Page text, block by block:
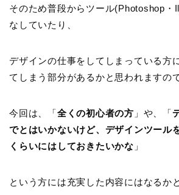
そのため普段からツール(Photoshop・
なしていたり、
デザインの仕事をしてしまっている方
てしまう部分があるかと思われますので
今回は、「全くの初心者の方 」や、「
でとはいかないけど、デザインツール
くらいにはしておきたいかな 」
という方には充実した内容にはなるか